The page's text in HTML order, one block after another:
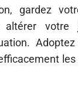
gardez
altérer votre